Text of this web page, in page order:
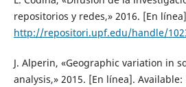
repositorios y redes,» 2016. [En
http://repositori.upf.edu/handle/
J. Alperin, «Geographic variation in
analysis,» 2015. [En línea]. Available: